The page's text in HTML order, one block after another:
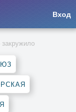
Вход